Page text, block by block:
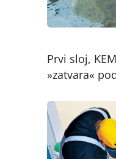
Prvi sloj,
»zatvara«